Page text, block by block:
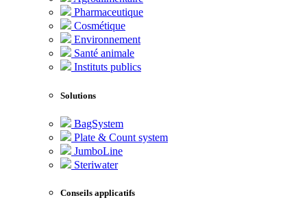
Pharmaceutique
Cosmétique
Environnement
Santé animale
Instituts publics
Solutions
BagSystem
Plate & Count system
JumboLine
Steriwater
Conseils applicatifs